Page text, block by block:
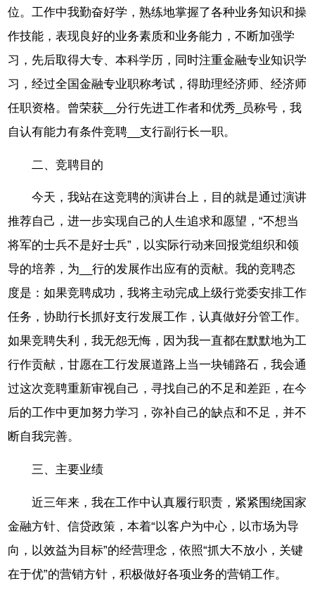
位。工作中我勤奋好学，熟练地掌握了各种业务知识和操
作技能，表现良好的业务素质和业务能力，不断加强学
习，先后取得大专、本科学历，同时注重金融专业知识学
习，经过全国金融专业职称考试，得助理经济师、经济师
任职资格。曾荣获__分行先进工作者和优秀_员称号，我
自认有能力有条件竞聘__支行副行长一职。
二、竞聘目的
今天，我站在这竞聘的演讲台上，目的就是通过演讲
推荐自己，进一步实现自己的人生追求和愿望，“不想当
将军的士兵不是好士兵”，以实际行动来回报党组织和领
导的培养，为__行的发展作出应有的贡献。我的竞聘态
度是：如果竞聘成功，我将主动完成上级行党委安排工作
任务，协助行长抓好支行发展工作，认真做好分管工作。
如果竞聘失利，我无怨无悔，因为我一直都在默默地为工
行作贡献，甘愿在工行发展道路上当一块铺路石，我会通
过这次竞聘重新审视自己，寻找自己的不足和差距，在今
后的工作中更加努力学习，弥补自己的缺点和不足，并不
断自我完善。
三、主要业绩
近三年来，我在工作中认真履行职责，紧紧围绕国家
金融方针、信贷政策，本着“以客户为中心，以市场为导
向，以效益为目标”的经营理念，依照“抓大不放小，关键
在于优”的营销方针，积极做好各项业务的营销工作。